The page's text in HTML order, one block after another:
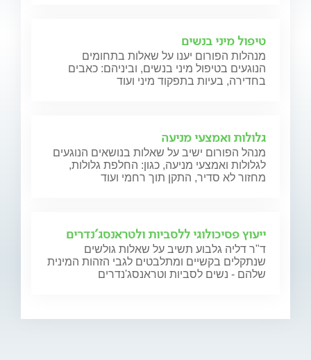
טיפול מיני בנשים
מנהלות הפורום יענו על שאלות בתחומים
הנוגעים בטיפול מיני בנשים, וביניהם: כאבים
בחדירה, בעיות בתפקוד מיני ועוד
גלולות ואמצעי מניעה
מנהל הפורום ישיב על שאלות בנושאים הנוגעים
לגלולות ואמצעי מניעה, כגון: החלפת גלולות,
מחזור לא סדיר, התקן תוך רחמי ועוד
ייעוץ פסיכולוגי ללסביות ולטראנסג'נדרים
ד"ר דליה גלבוע תשיב על שאלות גולשים
שנתקלים בקשיים ומתלבטים לגבי הזהות המינית
שלהם - נשים לסביות וטראנסג'נדרים